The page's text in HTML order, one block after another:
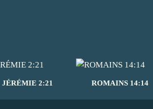
JÉRÉMIE 2:21 ROMAINS 14:14